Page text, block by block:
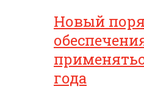
Новый
года